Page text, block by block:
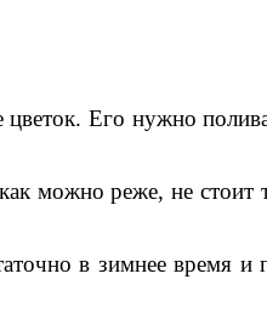
Его нужно
можно реже, не стоит
в зимнее время и